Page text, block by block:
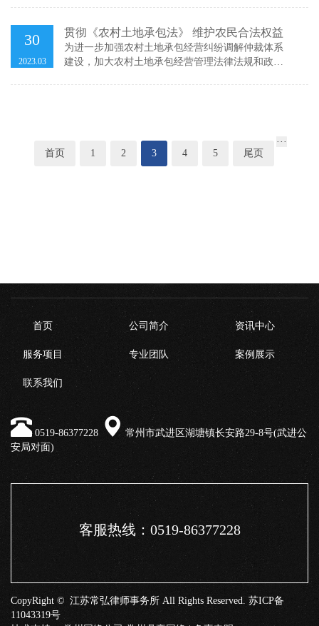
开展知识讲座，江苏常弘律师事务所金丽艳律师受
邀为大家宣讲2023年1月1日修订施行的《妇女权益
保障法》。嘉泽镇各村（社区）妇女代表
30
2023.03
贯彻《农村土地承包法》 维护农民合法权益
为进一步加强农村土地承包经营纠纷调解仲裁体系
建设，加大农村土地承包经营管理法律法规和政策
首页
1 2 3 4 5
···
尾页
首页 公司简介 资讯中心
服务项目 专业团队 案例展示
联系我们
0519-86377228
常州市武进区湖塘镇长安路29-8号(武进公
安局对面)
客服热线：0519-86377228
CopyRight © 江苏常弘律师事务所 All Rights Reserved. 苏ICP备
11043319号